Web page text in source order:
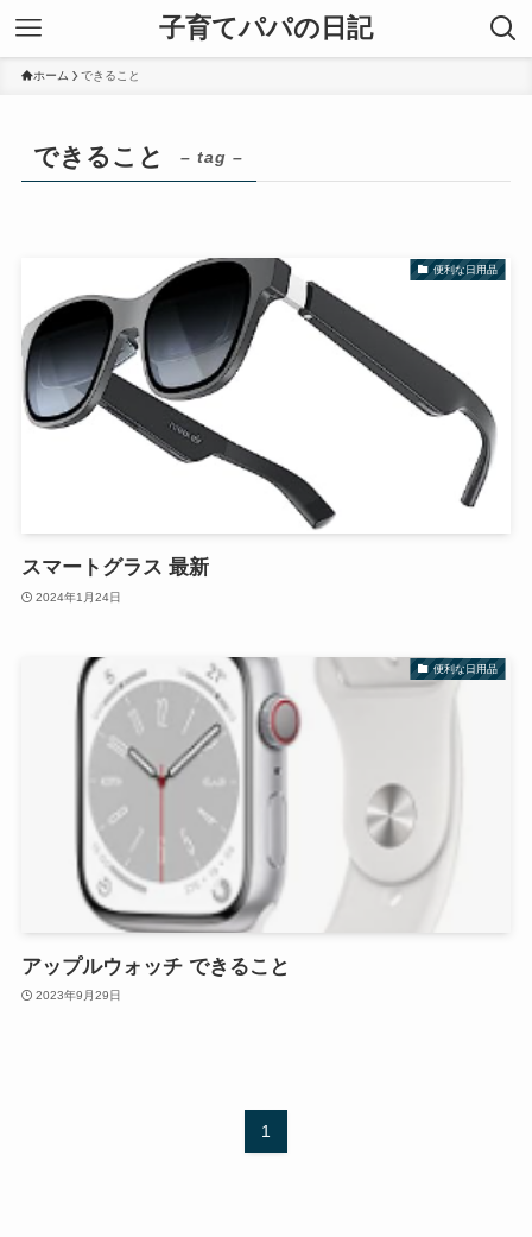
子育てパパの日記
ホーム できること
できること – tag –
便利な日用品
スマートグラス 最新
2024年1月24日
便利な日用品
アップルウォッチ できること
2023年9月29日
1